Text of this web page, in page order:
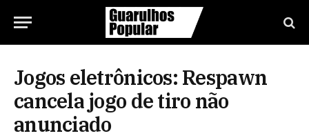
Jogos eletrônicos: Respawn
cancela jogo de tiro não
anunciado